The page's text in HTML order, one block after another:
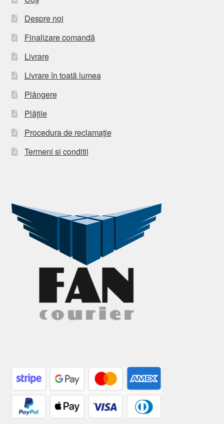
Despre noi
Finalizare comandă
Livrare
Livrare în toată lumea
Plângere
Plățile
Procedura de reclamație
Termeni si conditii